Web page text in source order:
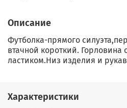
Описание
Футболка-прямого
втачной короткий. Горловина
ластиком.Низ изделия и
Характеристики